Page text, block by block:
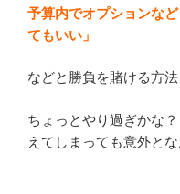
予算内でオプションな
てもいい」
などと勝負を賭ける方法
ちょっとやり過ぎかな
えてしまっても意外と